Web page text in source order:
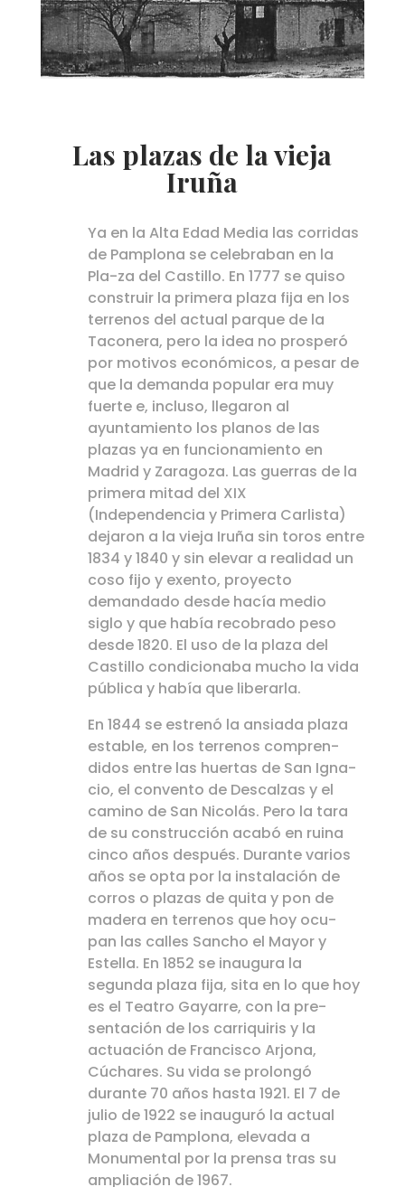
Las plazas de la vieja
Iruña
Ya en la Alta Edad Media las corridas
de Pamplona se celebraban en la
Pla-za del Castillo. En 1777 se quiso
construir la primera plaza fija en los
terrenos del actual parque de la
Taconera, pero la idea no prosperó
por motivos económicos, a pesar de
que la demanda popular era muy
fuerte e, incluso, llegaron al
ayuntamiento los planos de las
plazas ya en funcionamiento en
Madrid y Zaragoza. Las guerras de la
primera mitad del XIX
(Independencia y Primera Carlista)
dejaron a la vieja Iruña sin toros entre
1834 y 1840 y sin elevar a realidad un
coso fijo y exento, proyecto
demandado desde hacía medio
siglo y que había recobrado peso
desde 1820. El uso de la plaza del
Castillo condicionaba mucho la vida
En 1844 se estrenó la ansiada plaza
estable, en los terrenos compren-
didos entre las huertas de San Igna-
cio, el convento de Descalzas y el
camino de San Nicolás. Pero la tara
de su construcción acabó en ruina
cinco años después. Durante varios
años se opta por la instalación de
corros o plazas de quita y pon de
madera en terrenos que hoy ocu-
pan las calles Sancho el Mayor y
Estella. En 1852 se inaugura la
segunda plaza fija, sita en lo que hoy
es el Teatro Gayarre, con la pre-
sentación de los carriquiris y la
actuación de Francisco Arjona,
Cúchares. Su vida se prolongó
durante 70 años hasta 1921. El 7 de
julio de 1922 se inauguró la actual
plaza de Pamplona, elevada a
Monumental por la prensa tras su